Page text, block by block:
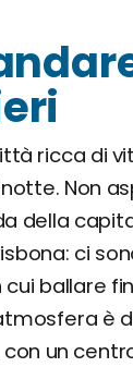
ricca di
Non
della
ci
ballare
è
un